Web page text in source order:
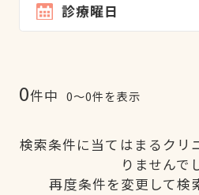
診療曜日
0件中 0〜0件を表示
検索条件に当てはまるクリ
りませんで
再度条件を変更して検